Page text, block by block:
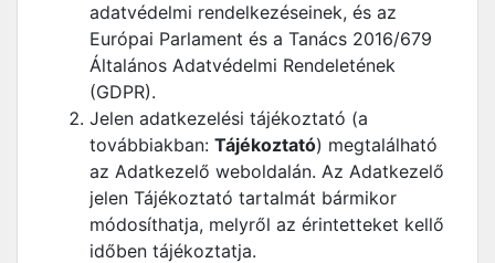
adatvédelmi rendelkezéseinek, és az
Európai Parlament és a Tanács 2016/679
Általános Adatvédelmi Rendeletének
(GDPR).
Jelen adatkezelési tájékoztató (a
továbbiakban: Tájékoztató) megtalálható
az Adatkezelő weboldalán. Az Adatkezelő
jelen Tájékoztató tartalmát bármikor
módosíthatja, melyről az érintetteket kellő
időben tájékoztatja.